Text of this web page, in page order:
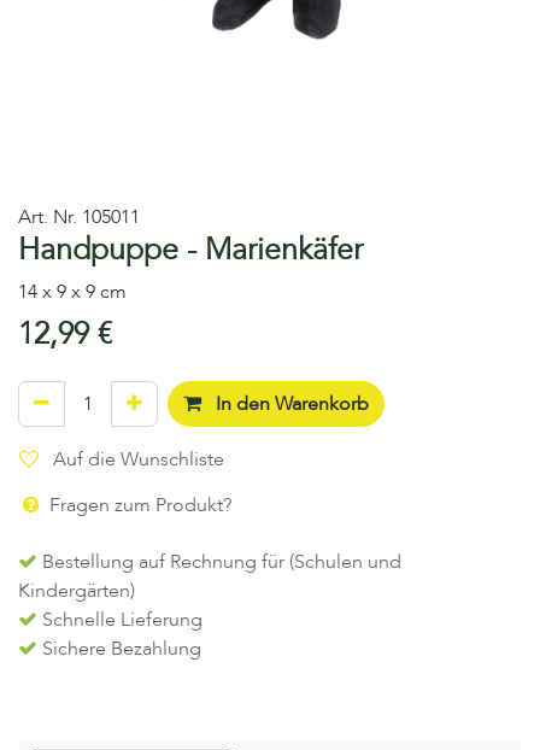
Art. Nr. 105011
Handpuppe - Marienkäfer
14 x 9 x 9 cm
12,99€
In den Warenkorb
Auf die Wunschliste
Fragen zum Produkt?
Bestellung auf Rechnung für (Schulen und
Kindergärten)
Schnelle Lieferung
Sichere Bezahlung